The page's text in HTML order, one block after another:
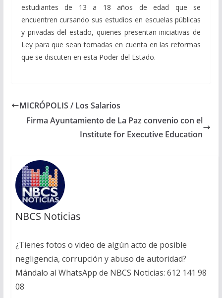
estudiantes de 13 a 18 años de edad que se
encuentren cursando sus estudios en escuelas públicas
y privadas del estado, quienes presentan iniciativas de
Ley para que sean tomadas en cuenta en las reformas
que se discuten en esta Poder del Estado.
MICRÓPOLIS / Los Salarios
Firma Ayuntamiento de La Paz convenio con el
Institute for Executive Education
NBCS Noticias
¿Tienes fotos o video de algún acto de posible
negligencia, corrupción y abuso de autoridad?
Mándalo al WhatsApp de NBCS Noticias: 612 141 98
08